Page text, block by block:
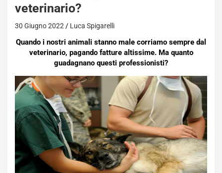
veterinario?
30 Giugno 2022 Luca Spigarelli
Quando i nostri animali stanno male corriamo sempre dal
veterinario, pagando fatture altissime. Ma quanto
guadagnano questi professionisti?